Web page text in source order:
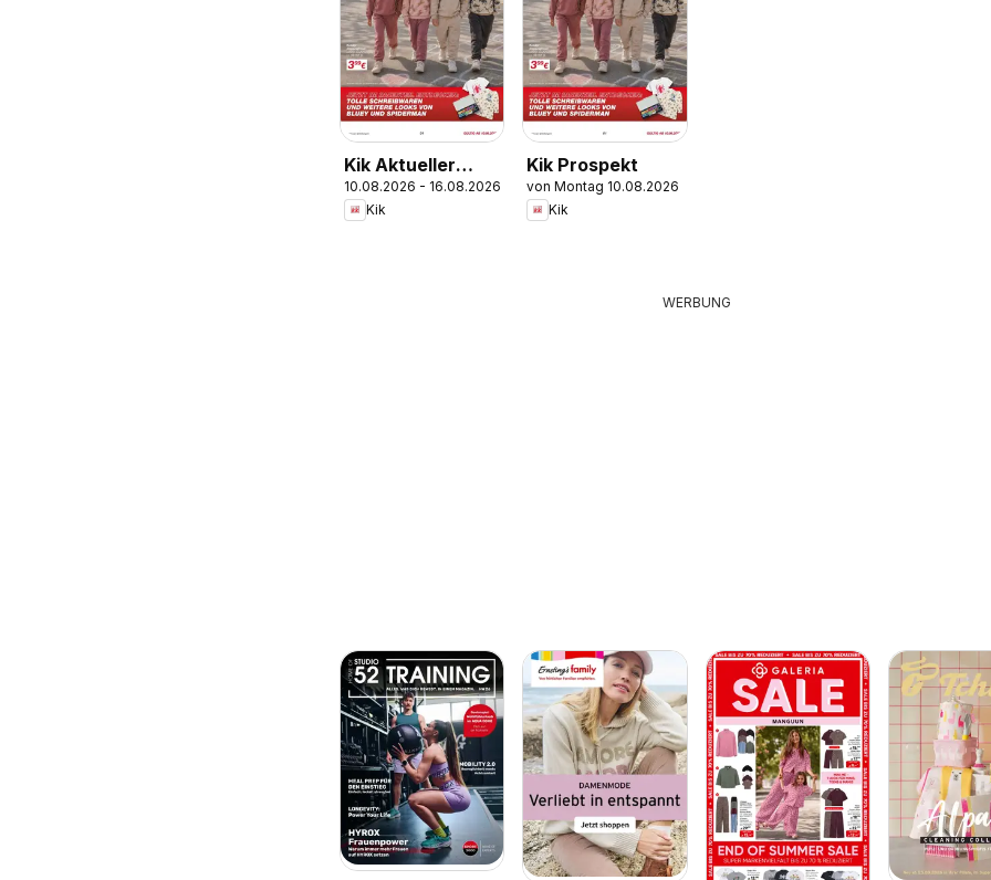
Kik Aktueller
Prospekt
10.08.2026 - 16.08.2026
Kik
Kik Prospekt
von Montag 10.08.2026
Kik
WERBUNG